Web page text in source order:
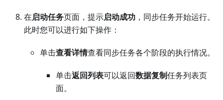
在启动任务页面，提示启动成功 ，同步任务开始运行。
此时您可以进行如下操作：
单击查看详情查看同步任务各个阶段的执行情况。
单击返回列表可以返回数据复制任务列表页
面。